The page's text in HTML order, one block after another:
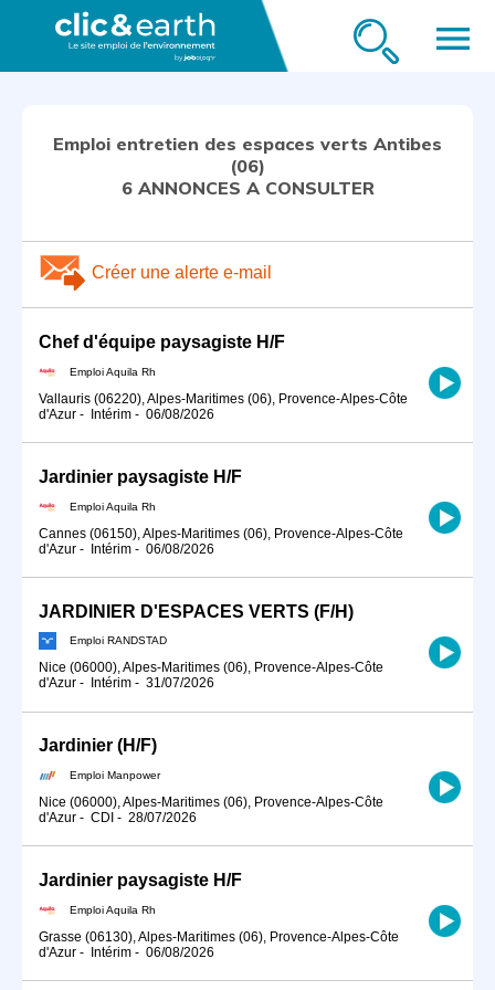
menu
Emploi entretien des espaces verts Antibes
(06)
6 ANNONCES A CONSULTER
Créer une alerte e-mail
Chef d'équipe paysagiste H/F
Emploi Aquila Rh
Vallauris (06220), Alpes-Maritimes (06), Provence-Alpes-Côte
d'Azur - Intérim - 06/08/2026
Jardinier paysagiste H/F
Emploi Aquila Rh
Cannes (06150), Alpes-Maritimes (06), Provence-Alpes-Côte
d'Azur - Intérim - 06/08/2026
JARDINIER D'ESPACES VERTS (F/H)
Emploi RANDSTAD
Nice (06000), Alpes-Maritimes (06), Provence-Alpes-Côte
d'Azur - Intérim - 31/07/2026
Jardinier (H/F)
Emploi Manpower
Nice (06000), Alpes-Maritimes (06), Provence-Alpes-Côte
d'Azur - CDI - 28/07/2026
Jardinier paysagiste H/F
Emploi Aquila Rh
Grasse (06130), Alpes-Maritimes (06), Provence-Alpes-Côte
d'Azur - Intérim - 06/08/2026